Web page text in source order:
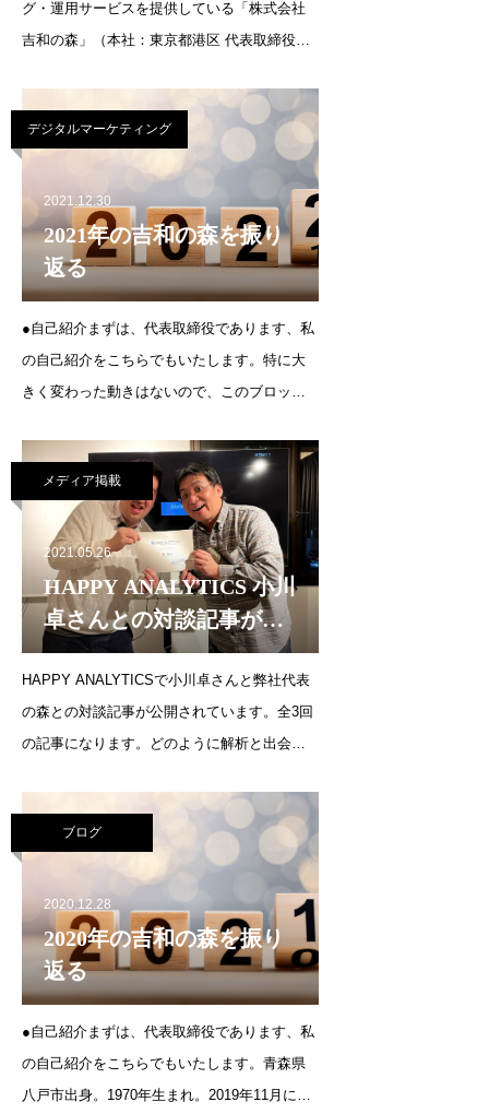
グ・運用サービスを提供している「株式会社
吉和の森」（本社：東京都港区 代表取締役：
造・販売を行う株式会社うめひかり、通称梅
ボーイズ（本社：和歌山県みなべ町 代表取
締役：山本将志郎）の梅干しの販売支援を
デジタルマーケティング
2021.12.30
2021年の吉和の森を振り
返る
●自己紹介まずは、代表取締役であります、私
の自己紹介をこちらでもいたします。特に大
きく変わった動きはないので、このブロック
戸市出身。1970年生まれ。2019年11月に株式
会社吉和の森を起業。得意な領域は、Webを
使った集客・デジ
メディア掲載
2021.05.26
HAPPY ANALYTICS 小川
卓さんとの対談記事が公
開されています
HAPPY ANALYTICSで小川卓さんと弊社代表
の森との対談記事が公開されています。全3回
の記事になります。どのように解析と出会
ねていったかをお話しています。よろしくお
願いいたします。https://analytics.hatenad
ブログ
2020.12.28
2020年の吉和の森を振り
返る
●自己紹介まずは、代表取締役であります、私
の自己紹介をこちらでもいたします。青森県
八戸市出身。1970年生まれ。2019年11月に株